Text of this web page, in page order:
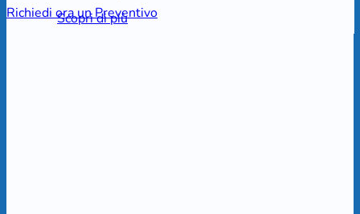
Scopri di più
Richiedi ora un Preventivo